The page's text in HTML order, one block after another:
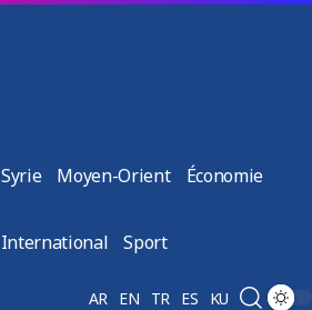
Syrie Moyen-Orient Économie
International Sport
AR EN TR ES KU